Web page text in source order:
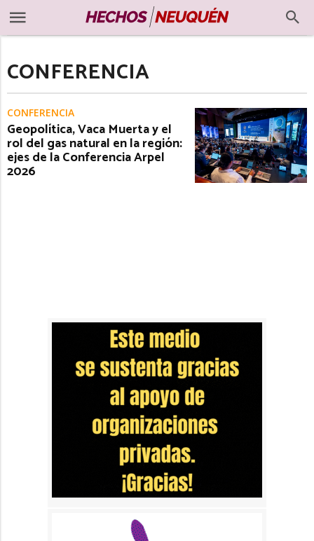
CONFERENCIA
CONFERENCIA
Geopolítica, Vaca Muerta y el
rol del gas natural en la región:
ejes de la Conferencia Arpel
2026